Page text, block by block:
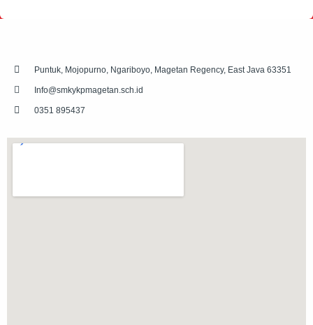
Puntuk, Mojopurno, Ngariboyo, Magetan Regency, East Java 63351
Info@smkykpmagetan.sch.id
0351 895437